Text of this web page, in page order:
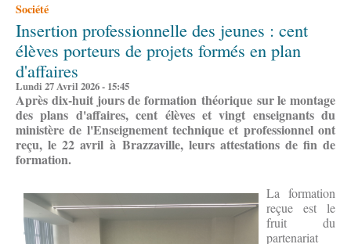
Société
Insertion professionnelle des jeunes : cent
élèves porteurs de projets formés en plan
d'affaires
Lundi 27 Avril 2026 - 15:45
Après dix-huit jours de formation théorique sur le montage
des plans d'affaires, cent élèves et vingt enseignants du
ministère de l'Enseignement technique et professionnel ont
reçu, le 22 avril à Brazzaville, leurs attestations de fin de
formation.
La formation
reçue est le
fruit du
partenariat